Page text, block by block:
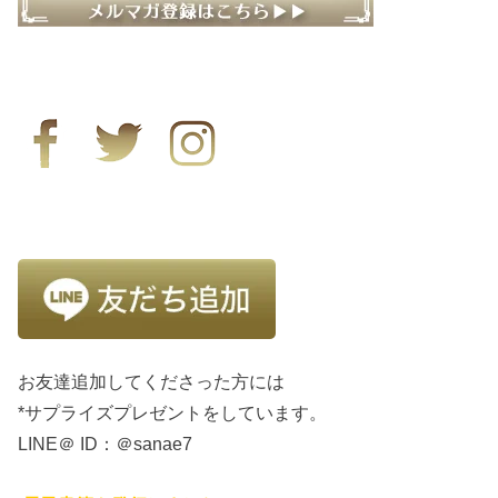
お友達追加してくださった方には
*サプライズプレゼントをしています。
LINE＠ ID：＠sanae7